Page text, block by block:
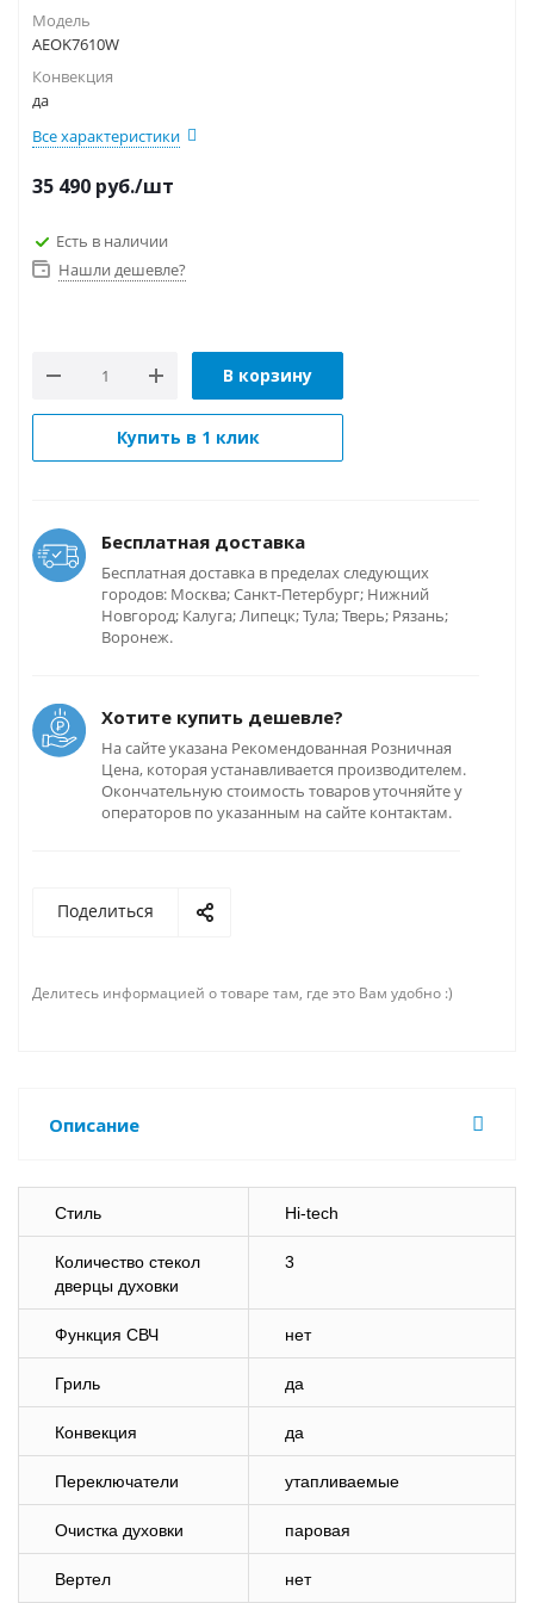
Модель
AEOK7610W
Конвекция
да
Все характеристики
35 490 руб./шт
Есть в наличии
Нашли дешевле?
В корзину
Купить в 1 клик
Бесплатная доставка
Бесплатная доставка в пределах следующих
городов: Москва; Санкт-Петербург; Нижний
Новгород; Калуга; Липецк; Тула; Тверь; Рязань;
Воронеж.
Хотите купить дешевле?
На сайте указана Рекомендованная Розничная
Цена, которая устанавливается производителем.
Окончательную стоимость товаров уточняйте у
операторов по указанным на сайте контактам.
Поделиться
Делитесь информацией о товаре там, где это Вам удобно :)
Описание
Стиль Hi-tech
Количество стекол
дверцы духовки
3
Функция СВЧ нет
Гриль да
Конвекция да
Переключатели утапливаемые
Очистка духовки паровая
Вертел нет